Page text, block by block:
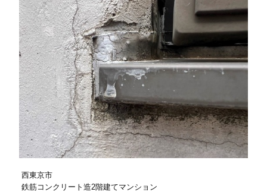
西東京市
鉄筋コンクリート造2階建てマンション